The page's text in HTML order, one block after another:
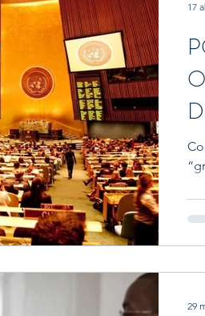
17
29